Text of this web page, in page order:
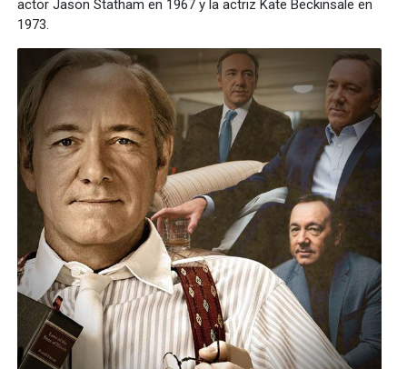
actor Jason Statham en 1967 y la actriz Kate Beckinsale en
1973.